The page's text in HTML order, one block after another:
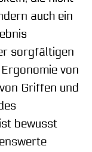
auch ein
sorgfältigen
von
Griffen und
bewusst